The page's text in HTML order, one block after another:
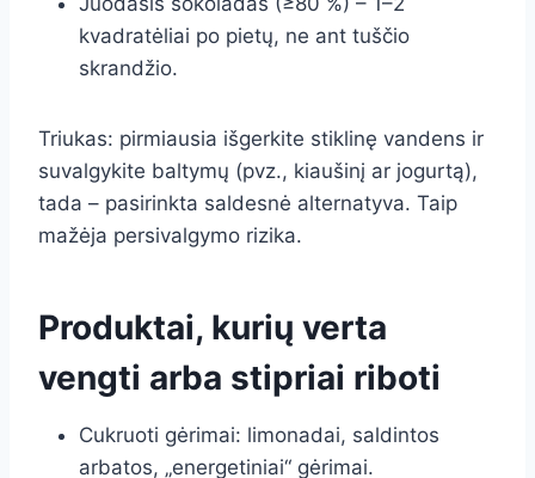
kvadratėliai po pietų, ne ant tuščio
skrandžio.
Triukas: pirmiausia išgerkite stiklinę vandens ir
suvalgykite baltymų (pvz., kiaušinį ar jogurtą),
tada – pasirinkta saldesnė alternatyva. Taip
mažėja persivalgymo rizika.
Produktai, kurių verta
vengti arba stipriai riboti
Cukruoti gėrimai: limonadai, saldintos
arbatos, „energetiniai“ gėrimai.